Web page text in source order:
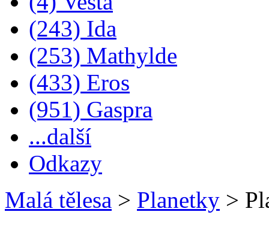
(243) Ida
(253) Mathylde
(433) Eros
(951) Gaspra
...další
Odkazy
Malá tělesa > Planetky >